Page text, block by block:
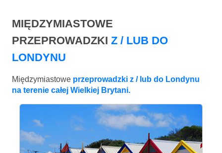
MIĘDZYMIASTOWE
PRZEPROWADZKI Z / LUB DO
LONDYNU
Międzymiastowe przeprowadzki z / lub do Londynu
na terenie całej Wielkiej Brytani.